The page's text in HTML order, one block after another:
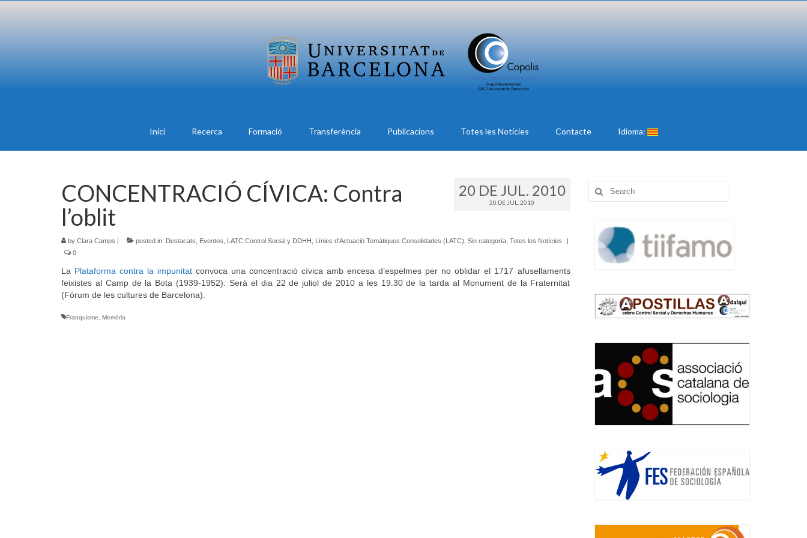
Inici Recerca Formació Transferència Publicacions Totes les Notícies Contacte Idioma:
20 DE JUL. 2010
20 DE JUL. 2010
CONCENTRACIÓ CÍVICA: Contra
l’oblit
by Clara Camps | posted in: Destacats Eventos LATC Control Social y DDHH Línies d'Actuació Temàtiques Consolidades (LATC) Sin categoría Totes les Notícies
|
0
La Plataforma contra la impunitatconvoca una concentració cívica amb encesa d’espelmes per no oblidar el 1717 afusellaments
feixistes al Camp de la Bota (1939-1952). Serà el dia 22 de juliol de 2010 a les 19.30 de la tarda al Monument de la Fraternitat
(Fòrum de les cultures de Barcelona).
Franquisme Memòria
Search
for: